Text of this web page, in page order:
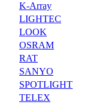
K-Array
LIGHTEC
LOOK
OSRAM
RAT
SANYO
SPOTLIGHT
TELEX